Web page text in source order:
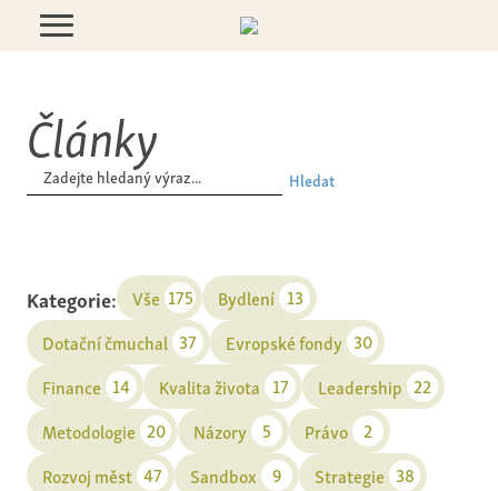
Články
Hledat
Kategorie: Vše 175 Bydlení 13
Dotační čmuchal 37 Evropské fondy 30
Finance 14 Kvalita života 17 Leadership 22
Metodologie 20 Názory 5 Právo 2
Rozvoj měst 47 Sandbox 9 Strategie 38